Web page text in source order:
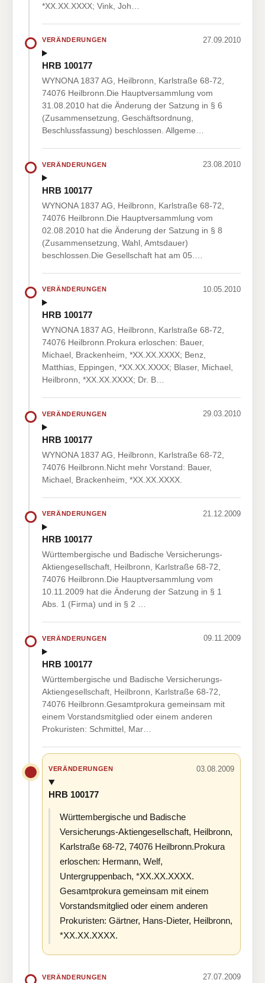
*XX.XX.XXXX; Vink, Joh…
VERÄNDERUNGEN 27.09.2010
HRB 100177
WYNONA 1837 AG, Heilbronn, Karlstraße 68-72,
74076 Heilbronn.Die Hauptversammlung vom
31.08.2010 hat die Änderung der Satzung in § 6
(Zusammensetzung, Geschäftsordnung,
Beschlussfassung) beschlossen. Allgeme…
VERÄNDERUNGEN 23.08.2010
HRB 100177
WYNONA 1837 AG, Heilbronn, Karlstraße 68-72,
74076 Heilbronn.Die Hauptversammlung vom
02.08.2010 hat die Änderung der Satzung in § 8
(Zusammensetzung, Wahl, Amtsdauer)
beschlossen.Die Gesellschaft hat am 05.…
VERÄNDERUNGEN 10.05.2010
HRB 100177
WYNONA 1837 AG, Heilbronn, Karlstraße 68-72,
74076 Heilbronn.Prokura erloschen: Bauer,
Michael, Brackenheim, *XX.XX.XXXX; Benz,
Matthias, Eppingen, *XX.XX.XXXX; Blaser, Michael,
Heilbronn, *XX.XX.XXXX; Dr. B…
VERÄNDERUNGEN 29.03.2010
HRB 100177
WYNONA 1837 AG, Heilbronn, Karlstraße 68-72,
74076 Heilbronn.Nicht mehr Vorstand: Bauer,
Michael, Brackenheim, *XX.XX.XXXX.
VERÄNDERUNGEN 21.12.2009
HRB 100177
Württembergische und Badische Versicherungs-
Aktiengesellschaft, Heilbronn, Karlstraße 68-72,
74076 Heilbronn.Die Hauptversammlung vom
10.11.2009 hat die Änderung der Satzung in § 1
Abs. 1 (Firma) und in § 2 …
VERÄNDERUNGEN 09.11.2009
HRB 100177
Württembergische und Badische Versicherungs-
Aktiengesellschaft, Heilbronn, Karlstraße 68-72,
74076 Heilbronn.Gesamtprokura gemeinsam mit
einem Vorstandsmitglied oder einem anderen
Prokuristen: Schmittel, Mar…
VERÄNDERUNGEN 03.08.2009
HRB 100177
Württembergische und Badische
Versicherungs-Aktiengesellschaft, Heilbronn,
Karlstraße 68-72, 74076 Heilbronn.Prokura
erloschen: Hermann, Welf,
Untergruppenbach, *XX.XX.XXXX.
Gesamtprokura gemeinsam mit einem
Vorstandsmitglied oder einem anderen
Prokuristen: Gärtner, Hans-Dieter, Heilbronn,
*XX.XX.XXXX.
VERÄNDERUNGEN 27.07.2009